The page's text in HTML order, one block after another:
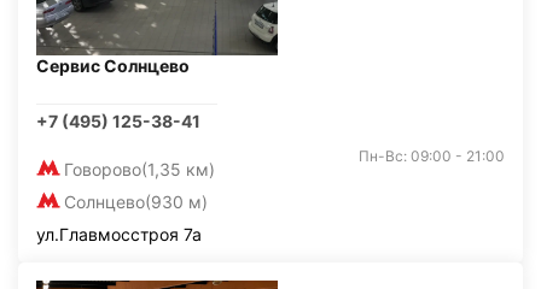
Сервис Солнцево
+7 (495) 125-38-41
Говорово(1,35 км)
Солнцево(930 м)
Пн-Вс: 09:00 - 21:00
ул.Главмосстроя 7а